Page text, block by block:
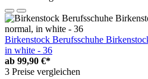
Birkenstock Berufsschuhe
in white - 36
ab 99,90 €*
3 Preise vergleichen